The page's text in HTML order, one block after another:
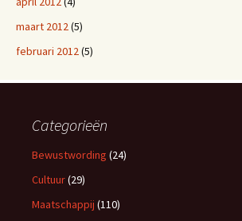
maart 2012(5)
februari 2012(5)
Categorieën
Bewustwording (24)
Cultuur(29)
Maatschappij (110)